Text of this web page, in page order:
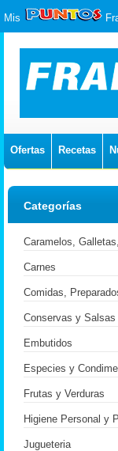
Mis
Ofertas Recetas
Categorías
Caramelos,
Carnes
Comidas,
Conservas y Salsas
Embutidos
Especies y
Frutas y Verduras
Higiene Personal y
Jugueteria